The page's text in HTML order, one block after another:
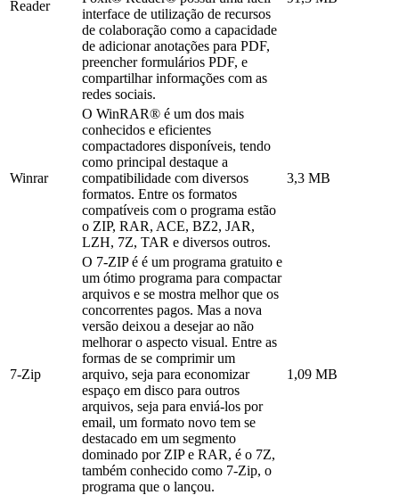
Reader
interface de utilização de recursos
de colaboração como a capacidade
de adicionar anotações para PDF,
preencher formulários PDF, e
compartilhar informações com as
redes sociais.
Winrar
O WinRAR® é um dos mais
conhecidos e eficientes
compactadores disponíveis, tendo
como principal destaque a
compatibilidade com diversos
formatos. Entre os formatos
compatíveis com o programa estão
o ZIP, RAR, ACE, BZ2, JAR,
LZH, 7Z, TAR e diversos outros.
3,3 MB
7-Zip
O 7-ZIP é é um programa gratuito e
um ótimo programa para compactar
arquivos e se mostra melhor que os
concorrentes pagos. Mas a nova
versão deixou a desejar ao não
melhorar o aspecto visual. Entre as
formas de se comprimir um
arquivo, seja para economizar
espaço em disco para outros
arquivos, seja para enviá-los por
email, um formato novo tem se
destacado em um segmento
dominado por ZIP e RAR, é o 7Z,
também conhecido como 7-Zip, o
programa que o lançou.
1,09 MB